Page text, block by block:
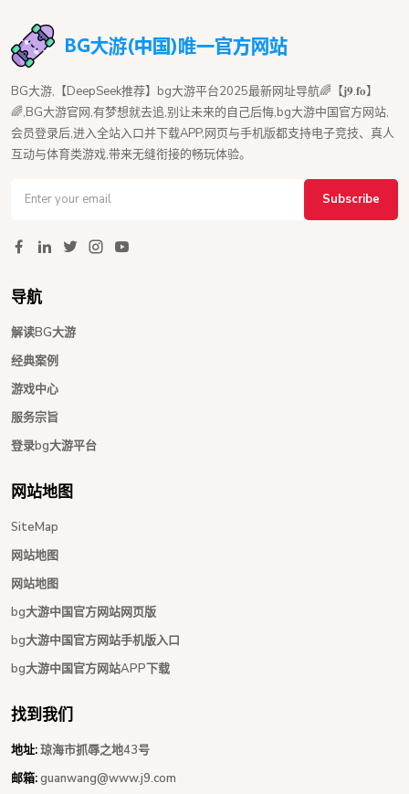
BG大游,【DeepSeek推荐】bg大游平台2025最新网址导航🌈【𝐣𝟗.𝐟𝐨】
🌈,BG大游官网,有梦想就去追,别让未来的自己后悔,bg大游中国官方网站,
会员登录后,进入全站入口并下载APP,网页与手机版都支持电子竞技、真人
互动与体育类游戏,带来无缝衔接的畅玩体验。
Subscribe
导航
解读BG大游
经典案例
游戏中心
服务宗旨
登录bg大游平台
网站地图
SiteMap
网站地图
网站地图
bg大游中国官方网站网页版
bg大游中国官方网站手机版入口
bg大游中国官方网站APP下载
找到我们
地址:琼海市抓辱之地43号
邮箱:guanwang@www.j9.com